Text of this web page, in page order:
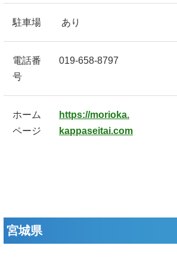
駐車場 あり
電話番
号
019-658-8797
ホーム
ページ
https://morioka.
kappaseitai.com
宮城県